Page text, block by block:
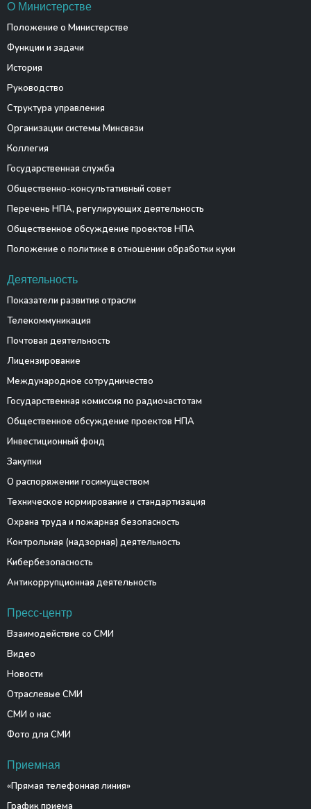
О Министерстве
Положение о Министерстве
Функции и задачи
История
Руководство
Структура управления
Организации системы Минсвязи
Коллегия
Государственная служба
Общественно-консультативный совет
Перечень НПА, регулирующих деятельность
Общественное обсуждение проектов НПА
Положение о политике в отношении обработки куки
Деятельность
Показатели развития отрасли
Телекоммуникация
Почтовая деятельность
Лицензирование
Международное сотрудничество
Государственная комиссия по радиочастотам
Общественное обсуждение проектов НПА
Инвестиционный фонд
Закупки
О распоряжении госимуществом
Техническое нормирование и стандартизация
Охрана труда и пожарная безопасность
Контрольная (надзорная) деятельность
Кибербезопасность
Антикоррупционная деятельность
Пресс-центр
Взаимодействие со СМИ
Видео
Новости
Отраслевые СМИ
СМИ о нас
Фото для СМИ
Приемная
«Прямая телефонная линия»
График приема